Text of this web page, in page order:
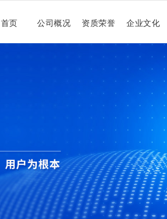
首页 公司概况 资质荣誉 企业文化